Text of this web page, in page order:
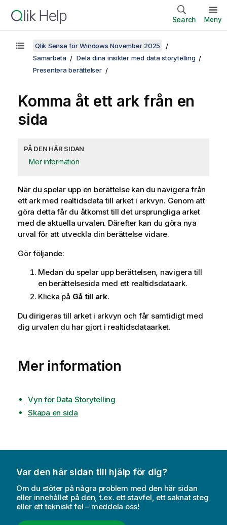
Search Meny
Qlik Sense för Windows November 2025
Samarbeta
Dela dina insikter med data storytelling
Presentera berättelser
Komma åt ett ark från en
sida
PÅ DEN HÄR SIDAN
Mer information
När du spelar upp en berättelse kan du navigera från
ett ark med realtidsdata till arket i arkvyn. Genom att
göra detta får du åtkomst till det ursprungliga arket
med de aktuella urvalen. Därefter kan du göra nya
urval för att utveckla din berättelse vidare.
Gör följande:
Medan du spelar upp berättelsen, navigera till
en berättelsesida med ett realtidsdataark.
Klicka på Gå till ark.
Du dirigeras till arket i arkvyn och får samtidigt med
dig urvalen du har gjort i realtidsdataarket.
Mer information
Vyn för Data Storytelling
Skapa en sida
Var den här sidan till hjälp för dig?
Om du stöter på några problem med den här sidan
eller innehållet på den, t.ex. ett stavfel, ett saknat steg
eller ett tekniskt fel – meddela oss!